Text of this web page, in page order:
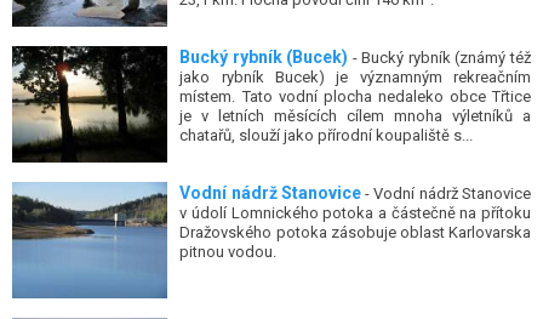
Bucký rybník (Bucek)
- Bucký rybník (známý též
jako rybník Bucek) je významným rekreačním
místem. Tato vodní plocha nedaleko obce Třtice
je v letních měsících cílem mnoha výletníků a
chatařů, slouží jako přírodní koupaliště s...
Vodní nádrž Stanovice
- Vodní nádrž Stanovice
v údolí Lomnického potoka a částečně na přítoku
Dražovského potoka zásobuje oblast Karlovarska
pitnou vodou.